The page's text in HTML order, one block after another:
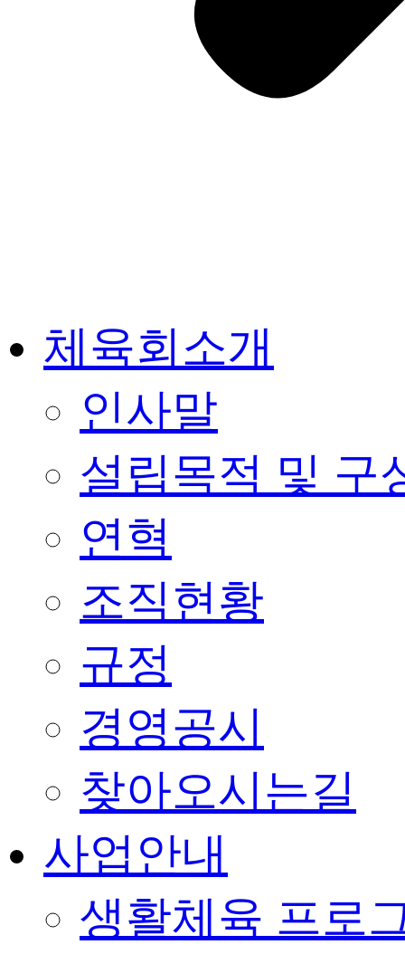
체육회소개
인사말
설립목적 및 구
연혁
조직현황
규정
경영공시
찾아오시는길
사업안내
생활체육 프로